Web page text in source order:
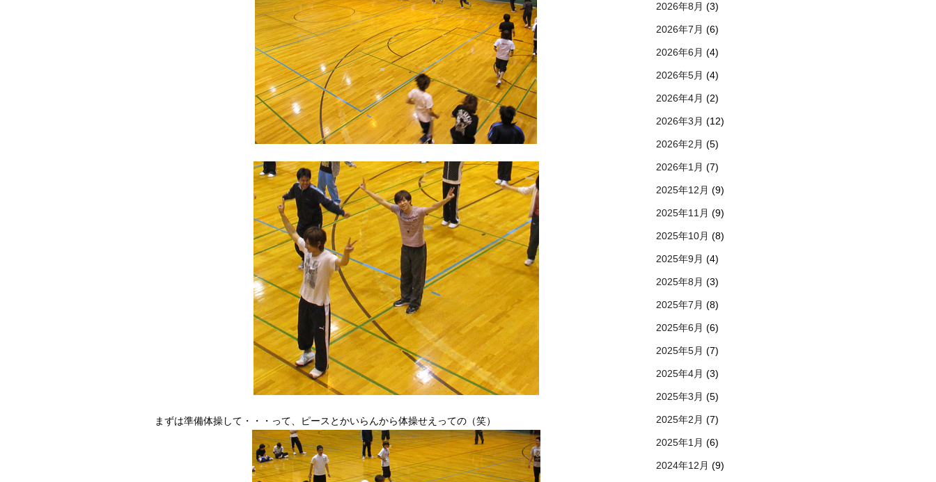
まずは準備体操して・・・って、ピースとかいらんから体操せえっての（笑）
2026年8月 (3)
2026年7月 (6)
2026年6月 (4)
2026年5月 (4)
2026年4月 (2)
2026年3月 (12)
2026年2月 (5)
2026年1月 (7)
2025年12月 (9)
2025年11月 (9)
2025年10月 (8)
2025年9月 (4)
2025年8月 (3)
2025年7月 (8)
2025年6月 (6)
2025年5月 (7)
2025年4月 (3)
2025年3月 (5)
2025年2月 (7)
2025年1月 (6)
2024年12月 (9)